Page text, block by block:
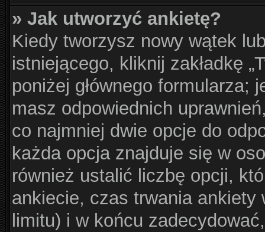
» Jak utworzyć ankietę?
Kiedy tworzysz nowy wątek
istniejącego, kliknij zakładkę
poniżej głównego formularza;
masz odpowiednich
co najmniej dwie opcje do
każda opcja znajduje się w
również ustalić liczbę opcji,
ankiecie, czas trwania
limitu) i w końcu